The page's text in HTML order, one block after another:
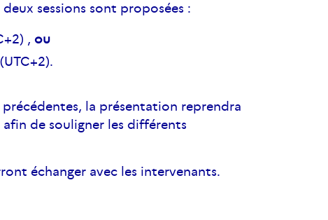
sessions sont proposées :
,ou
précédentes, la présentation reprendra
de souligner les différents
échanger avec les intervenants.